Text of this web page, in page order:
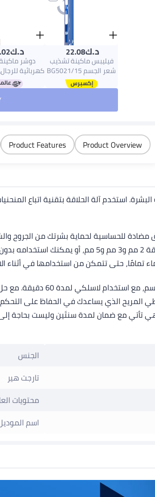
د.ك‏22.08
فيليبس ماكينة تشذيب
شعر الجسم BG5021/15
من Philips | أداة تشذيب
الجسم والفخذين المقاومة
الجسم، مشط قابل للتعديل
اللاسلكي، حماية للبشرة،
ملحق للوصول إلى الظهر
د.ك‏
دوشر
كهربائية
مشذب
ماكينة
ببطارية
Product Overview
Product Features
مضادة للحساسية لحماية بشرتك من الجروح
تمامًا، حتى تتمكن من استخدامها في
يمكنك استخدام الجهاز مرة أخرى بعد شحن لمدة 5 دقائق.
الذي يساعدك في الحفاظ على التحكم
تأتي مع ضمان لمدة سنتَين وليست بحاجة إلى
الجنس
تارجت هير
محتويات
اسم